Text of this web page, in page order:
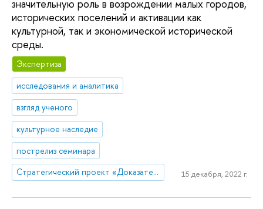
значительную роль в возрождении малых городов,
исторических поселений и активации как
культурной, так и экономической исторической
среды.
Экспертиза
исследования и аналитика
взгляд ученого
культурное наследие
пострелиз семинара
Стратегический проект «Доказательная урбанистика»
15 декабря, 2022 г.